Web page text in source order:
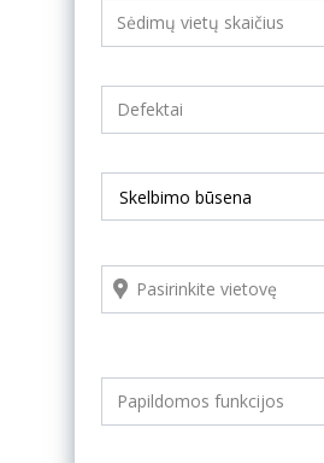
Skelbimo būsena